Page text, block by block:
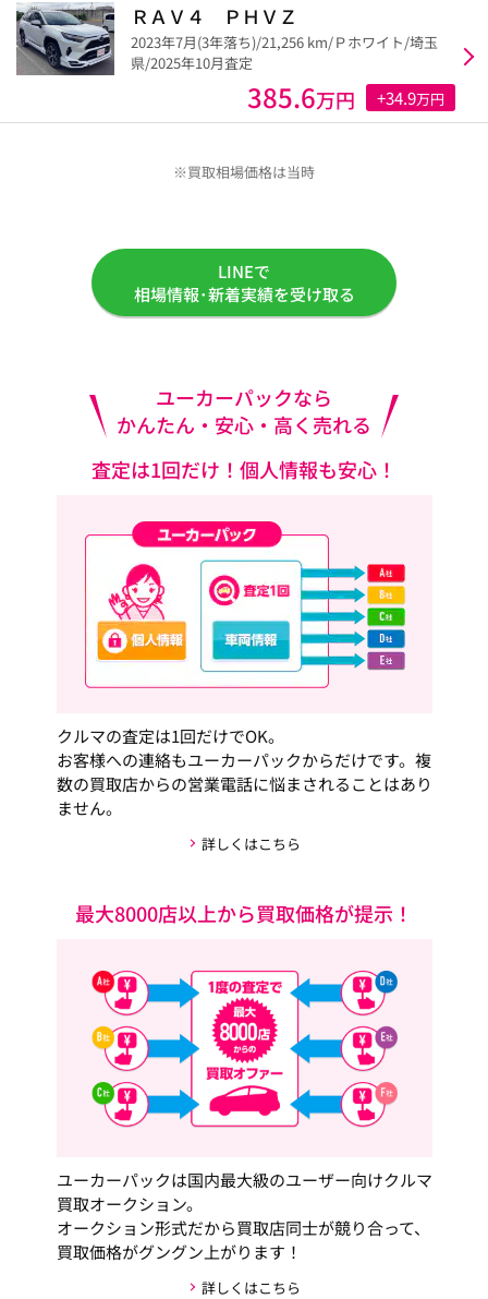
ＲＡＶ４ ＰＨＶＺ
2023年7月(3年落ち)/21,256 km/Ｐホワイト/埼玉
県/2025年10月査定
385.6万円 +34.9万円
※買取相場価格は当時
LINEで
相場情報･新着実績を受け取る
ユーカーパックなら
かんたん・安心・高く売れる
査定は1回だけ！個人情報も安心！
クルマの査定は1回だけでOK。
お客様への連絡もユーカーパックからだけです。複
数の買取店からの営業電話に悩まされることはあり
ません。
詳しくはこちら
最大8000店以上から買取価格が提示！
ユーカーパックは国内最大級のユーザー向けクルマ
買取オークション。
オークション形式だから買取店同士が競り合って、
買取価格がグングン上がります！
詳しくはこちら